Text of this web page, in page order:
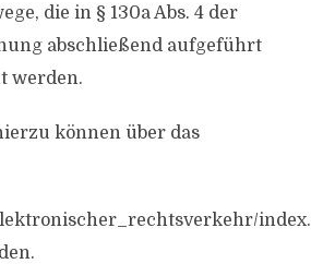
die in § 130a Abs. 4 der
abschließend aufgeführt
werden.
können über das